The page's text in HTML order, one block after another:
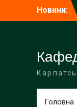
Новини:
Головна